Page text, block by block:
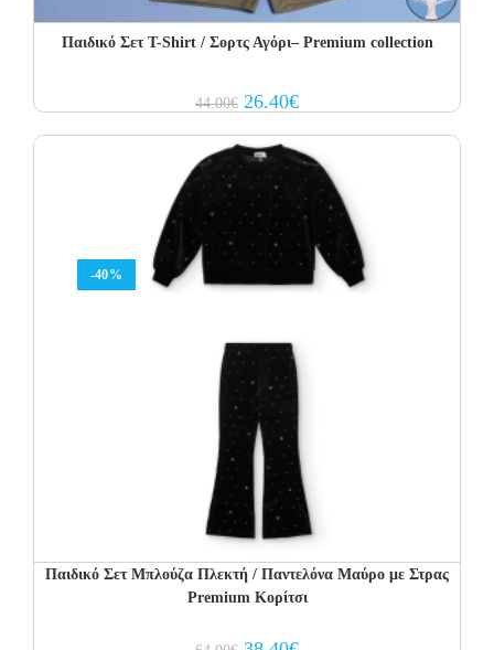
Παιδικό Σετ T-Shirt / Σορτς Αγόρι– Premium collection
44.00€ Original
price
44.00€.
26.40€Current
price
-40%
Παιδικό Σετ Μπλούζα Πλεκτή / Παντελόνα Μαύρο με Στρας
Premium Κορίτσι
Original Current